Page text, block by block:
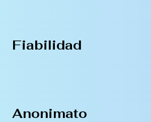
Fiabilidad
Anonimato